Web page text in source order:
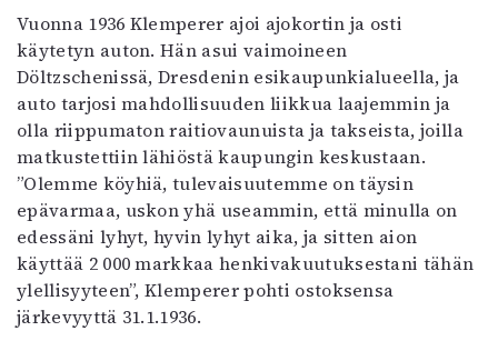
Vuonna 1936 Klemperer ajoi ajokortin ja osti
käytetyn auton. Hän asui vaimoineen
Döltzschenissä, Dresdenin esikaupunkialueella, ja
auto tarjosi mahdollisuuden liikkua laajemmin ja
olla riippumaton raitiovaunuista ja takseista, joilla
matkustettiin lähiöstä kaupungin keskustaan.
”Olemme köyhiä, tulevaisuutemme on täysin
epävarmaa, uskon yhä useammin, että minulla on
edessäni lyhyt, hyvin lyhyt aika, ja sitten aion
käyttää 2 000 markkaa henkivakuutuksestani tähän
ylellisyyteen”, Klemperer pohti ostoksensa
järkevyyttä 31.1.1936.